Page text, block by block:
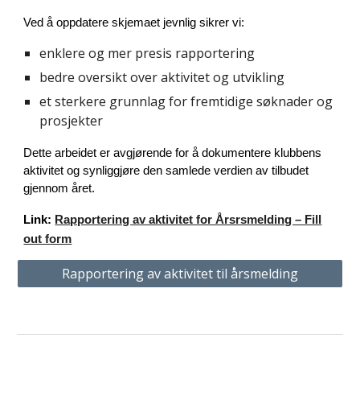
Ved å oppdatere skjemaet jevnlig sikrer vi:
enklere og mer presis rapportering
bedre oversikt over aktivitet og utvikling
et sterkere grunnlag for fremtidige søknader og
prosjekter
Dette arbeidet er avgjørende for å dokumentere klubbens
aktivitet og synliggjøre den samlede verdien av tilbudet
gjennom året.
Link: Rapportering av aktivitet for Årsrsmelding – Fill
out form
Rapportering av aktivitet til årsmelding